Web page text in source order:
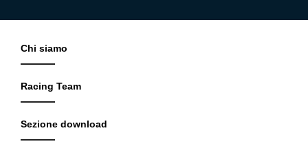
Chi siamo
Racing Team
Sezione download